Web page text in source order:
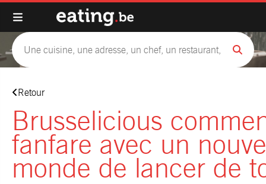
Retour
Brusselicious
fanfare avec un
monde de lancer de